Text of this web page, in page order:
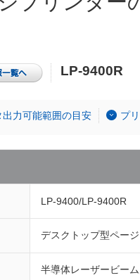
LP-9400R
力可能範囲の目安 プ
LP-9400/LP-9400R
デスクトップ型ペー
半導体レーザービー